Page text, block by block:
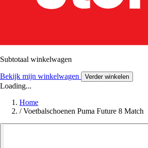
Subtotaal winkelwagen
Bekijk mijn winkelwagen Verder winkelen
Loading...
Home
/ Voetbalschoenen Puma Future 8 Match